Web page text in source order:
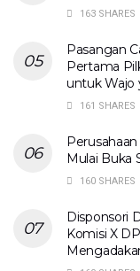
163 SHARES
Pasangan
Pertama
untuk Wajo
161 SHARES
Mulai Buka
160 SHARES
Disponsori
Komisi X